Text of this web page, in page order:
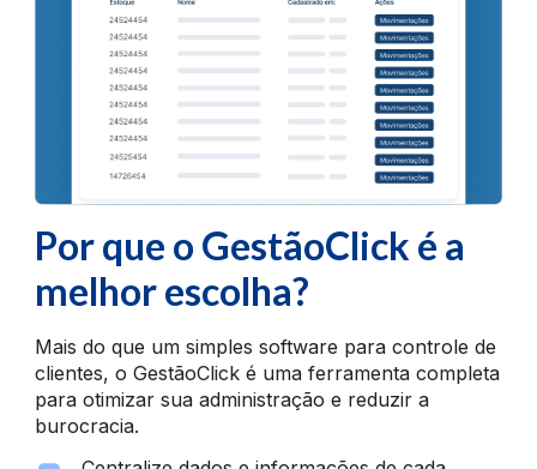
Por que o GestãoClick é a
melhor escolha?
Mais do que um simples software para controle de
clientes, o GestãoClick é uma ferramenta completa
para otimizar sua administração e reduzir a
burocracia.